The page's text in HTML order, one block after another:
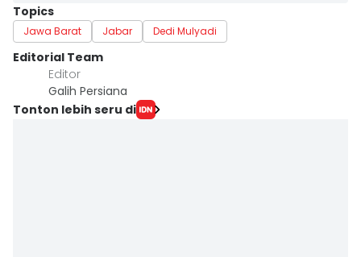
Topics
Jawa Barat Jabar Dedi Mulyadi
Editorial Team
Editor
Galih Persiana
Tonton lebih seru di